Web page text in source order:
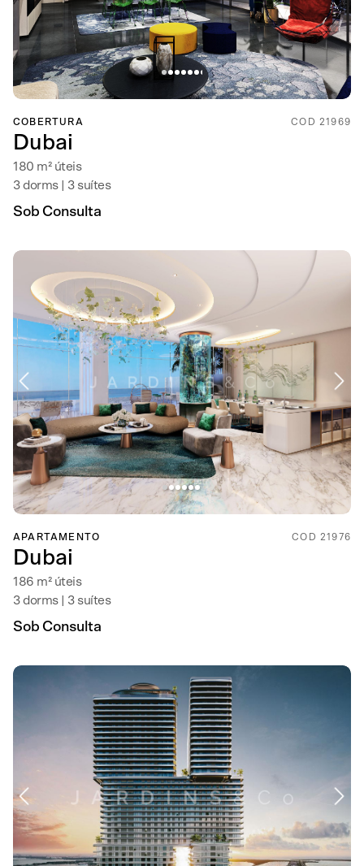
COBERTURA COD 21969
Dubai
180 m² úteis
3 dorms | 3 suítes
Sob Consulta
APARTAMENTO COD 21976
Dubai
186 m² úteis
3 dorms | 3 suítes
Sob Consulta